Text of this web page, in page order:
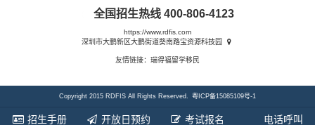
全国招生热线 400-806-4123
https://www.rdfis.com
深圳市大鹏新区大鹏街道葵南路宝资源科技园
友情链接： 瑞得福留学移民
Copyright 2015 RDFIS All Rights Reserved. 粤ICP备15085109号-1
招生手册 开放日预约 考试报名 电话呼叫